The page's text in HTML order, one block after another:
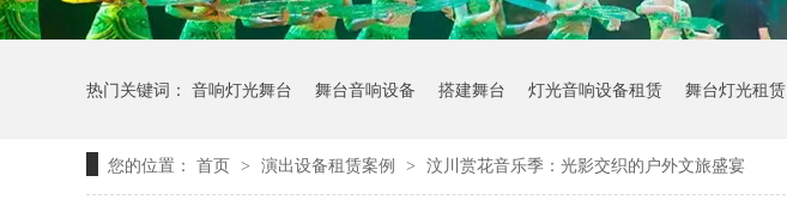
热门关键词： 音响灯光舞台 舞台音响设备 搭建舞台 灯光音响设备租赁 舞台灯光租赁
您的位置： 首页 > 演出设备租赁案例 > 汶川赏花音乐季：光影交织的户外文旅盛宴